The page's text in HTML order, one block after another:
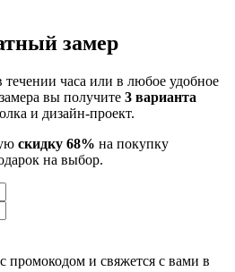
замер
часа или в любое удобное
вы получите 3 варианта
и дизайн-проект.
скидку 68% на покупку
на выбор.
промокодом и свяжется с вами в